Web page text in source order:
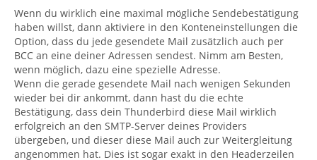
Wenn du wirklich eine maximal mögliche Sendebestätigung
haben willst, dann aktiviere in den Konteneinstellungen die
Option, dass du jede gesendete Mail zusätzlich auch per
BCC an eine deiner Adressen sendest. Nimm am Besten,
wenn möglich, dazu eine spezielle Adresse.
Wenn die gerade gesendete Mail nach wenigen Sekunden
wieder bei dir ankommt, dann hast du die echte
Bestätigung, dass dein Thunderbird diese Mail wirklich
erfolgreich an den SMTP-Server deines Providers
übergeben, und dieser diese Mail auch zur Weitergleitung
angenommen hat. Dies ist sogar exakt in den Headerzeilen